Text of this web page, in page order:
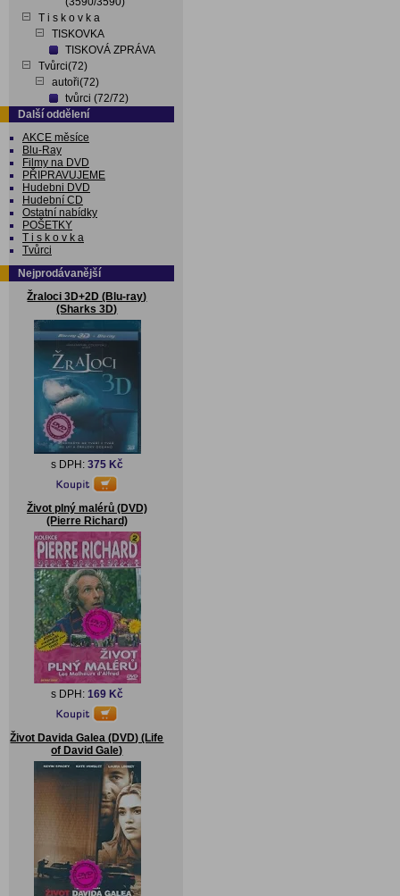
T i s k o v k a
TISKOVKA
TISKOVÁ ZPRÁVA
Tvůrci(72)
autoři(72)
tvůrci (72/72)
Další oddělení
AKCE měsíce
Blu-Ray
Filmy na DVD
PŘIPRAVUJEME
Hudebni DVD
Hudební CD
Ostatní nabídky
POŠETKY
T i s k o v k a
Tvůrci
Nejprodávanější
Žraloci 3D+2D (Blu-ray)
(Sharks 3D)
s DPH: 375 Kč
Život plný malérů (DVD)
(Pierre Richard)
s DPH: 169 Kč
Život Davida Galea (DVD) (Life
of David Gale)